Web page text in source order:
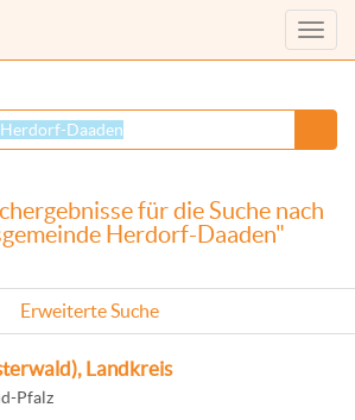
Menü
für die Suche nach
Herdorf-Daaden"
Erweiterte Suche
Landkreis
Pfalz